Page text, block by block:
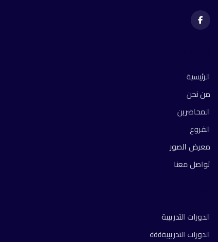
الرئيسية
من نحن
المحاضرين
الفروع
معرض الصور
تواصل معنا
الدورات التدريبية
الدورات التدريبيةddd